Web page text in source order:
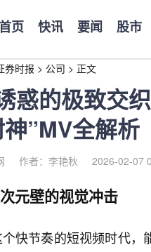
首页 快讯 要闻 股市
券时报 > 公司 > 正文
惑的极致交
”MV全解析
作者：李艳秋 2026-02-07
元壁的视觉冲击
快节奏的短视频时代，